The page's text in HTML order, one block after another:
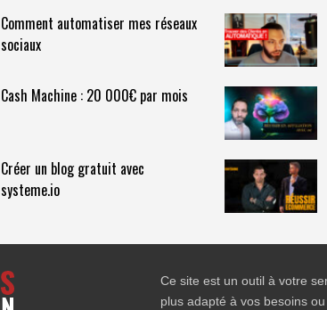
Comment automatiser mes réseaux
sociaux
Cash Machine : 20 000€ par mois
Créer un blog gratuit avec
systeme.io
Ce site est un outil à votre
plus adapté à vos besoins